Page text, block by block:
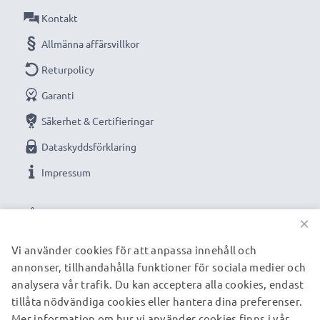
Anslutning 1: Micro USB
Utgångsspänning / Output Volt: 5V
Strömstyrka / Output ampere: 1A / 1000mA
Kabellängd: 1.1m
★ 3 års garanti ★
VÅRA BETALNINGSALTERNATIV
Kontakt
Allmänna affärsvillkor
Returpolicy
Garanti
Säkerhet & Certifieringar
Dataskyddsförklaring
Impressum
VÅRA FRAKTPARTNERS
×
Vi använder cookies för att anpassa innehåll och
annonser, tillhandahålla funktioner för sociala medier och
analysera vår trafik. Du kan acceptera alla cookies, endast
tillåta nödvändiga cookies eller hantera dina preferenser.